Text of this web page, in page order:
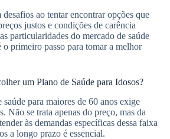
ao tentar encontrar opções que
justos e condições de carência
particularidades do mercado de saúde
o primeiro passo para tomar a melhor
um Plano de Saúde para Idosos?
para maiores de 60 anos exige
Não se trata apenas do preço, mas da
às demandas específicas dessa faixa
a longo prazo é essencial.